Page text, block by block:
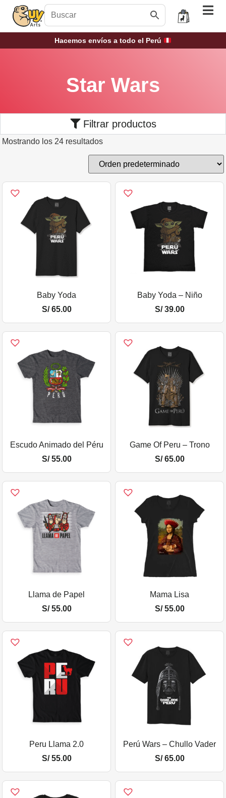
Hacemos envíos a todo el Perú
Star Wars
Filtrar productos
Mostrando los 24 resultados
Baby Yoda
S/65.00
Baby Yoda – Niño
S/39.00
Escudo Animado del Péru
S/55.00
Game Of Peru – Trono
S/65.00
Llama de Papel
S/55.00
Mama Lisa
S/55.00
Peru Llama 2.0
S/55.00
Perú Wars – Chullo Vader
S/65.00